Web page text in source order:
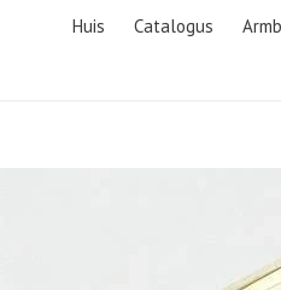
Huis Catalogus